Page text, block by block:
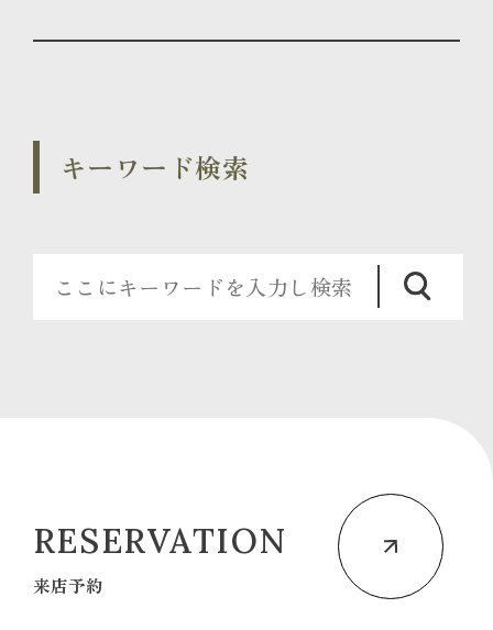
キーワード検索
RESERVATION
来店予約